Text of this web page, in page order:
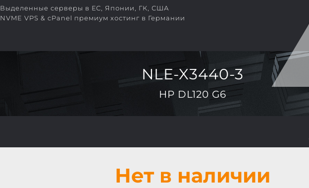
Выделенные серверы в ЕС, Японии, ГК, США
NVME VPS & cPanel премиум хостинг в Германии
NLE-X3440-3
HP DL120 G6
Нет в наличии